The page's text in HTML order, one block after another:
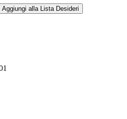
Aggiungi alla Lista Desideri